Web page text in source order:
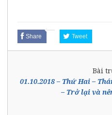
Share Tweet
Bài
01.10.2018 – Thứ Hai –
– Trở lại và